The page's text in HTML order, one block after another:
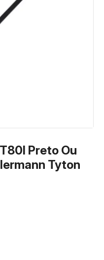
Preto Ou
Tyton